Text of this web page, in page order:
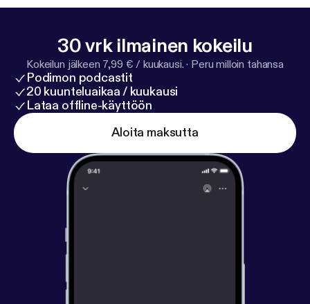
30 vrk ilmainen kokeilu
Kokeilun jälkeen 7,99 € / kuukausi. · Peru milloin tahansa
Podimon podcastit
20 kuunteluaikaa / kuukausi
Lataa offline-käyttöön
Aloita maksutta